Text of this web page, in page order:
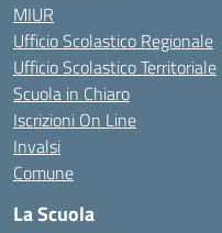
MIUR
Ufficio Scolastico Regionale
Ufficio Scolastico Territoriale
Scuola in Chiaro
Iscrizioni On Line
Invalsi
Comune
La Scuola